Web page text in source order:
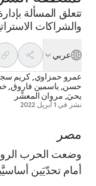
تتعلق المسألة
والشراكات
عربي
عمرو حمزاوي,كريم
حسن, ياسمين فاروق,
يحيَ, مروان المعشّر
نشر في 1 أبريل 2022
مصر
وضعت الحرب
أمام تحدّيَين